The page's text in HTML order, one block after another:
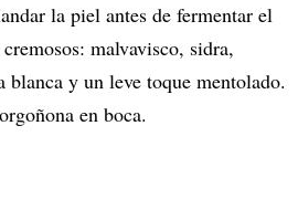
la piel antes de fermentar el
malvavisco, sidra,
blanca y un leve toque mentolado.
en boca.